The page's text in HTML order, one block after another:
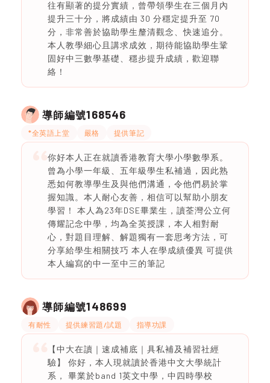
往有顯著的提分實績，曾帶領學生在三個月內
提升三十分，將成績由 30 分穩定提升至 70
分，非常善於協助學生釐清觀念、快速追分。
本人教學細心且講求成效，期待能協助學生鞏
固好中三數學基礎、穩步提升成績，歡迎聯
絡！
導師編號168546
*全英語上堂 嚴格 提供筆記
你好本人正在就讀香港教育大學小學數學系。
曾為小學一年級、五年級學生私補過，因此熟
悉如何教導學生及與他們溝通，令他們易於掌
握知識。本人耐心友善，相信可以幫助小朋友
學習！ 本人為23年DSE畢業生，讀荃灣公立何
傳耀記念中學，均為全英授課，本人相對耐
心，對題目理解、解題獨有一套思考方法，可
分享給學生相關技巧 本人在學成績優異 可提供
本人編寫的中一至中三的筆記
導師編號148699
有耐性 提供練習題/試題 指導功課
【中大在讀｜速成補底｜具私補及補習社經
驗】 你好，本人現就讀於香港中文大學統計
系， 畢業於band 1英文中學，中四時學校